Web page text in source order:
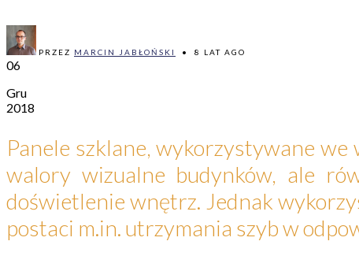
PRZEZ MARCIN JABŁOŃSKI • 8 LAT AGO
06
Gru
2018
Panele szklane, wykorzystywane
walory wizualne budynków, ale
doświetlenie wnętrz. Jednak
postaci m.in. utrzymania szyb w